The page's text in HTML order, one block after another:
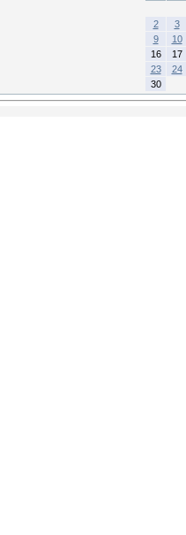
2
3
9
10
16
17
23
24
30